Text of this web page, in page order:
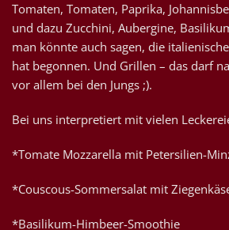
Tomaten, Tomaten, Paprika,
und dazu Zucchini, Aubergine,
man könnte auch sagen, die
hat begonnen. Und Grillen – das darf
vor allem bei den Jungs ;).
Bei uns interpretiert mit vielen
*Tomate Mozzarella mit Petersilien-
*Couscous-Sommersalat mit
*Basilikum-Himbeer-Smoothie